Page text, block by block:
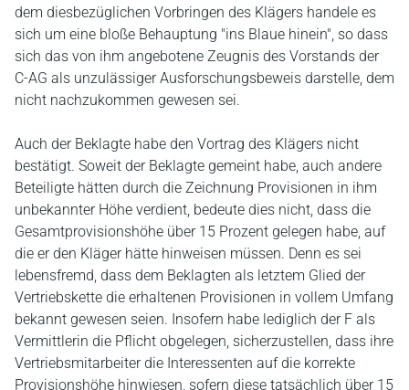
dem diesbezüglichen Vorbringen des Klägers handele es
sich um eine bloße Behauptung "ins Blaue hinein", so dass
sich das von ihm angebotene Zeugnis des Vorstands der
C-AG als unzulässiger Ausforschungsbeweis darstelle, dem
nicht nachzukommen gewesen sei.
Auch der Beklagte habe den Vortrag des Klägers nicht
bestätigt. Soweit der Beklagte gemeint habe, auch andere
Beteiligte hätten durch die Zeichnung Provisionen in ihm
unbekannter Höhe verdient, bedeute dies nicht, dass die
Gesamtprovisionshöhe über 15 Prozent gelegen habe, auf
die er den Kläger hätte hinweisen müssen. Denn es sei
lebensfremd, dass dem Beklagten als letztem Glied der
Vertriebskette die erhaltenen Provisionen in vollem Umfang
bekannt gewesen seien. Insofern habe lediglich der F als
Vermittlerin die Pflicht obgelegen, sicherzustellen, dass ihre
Vertriebsmitarbeiter die Interessenten auf die korrekte
Provisionshöhe hinwiesen, sofern diese tatsächlich über 15